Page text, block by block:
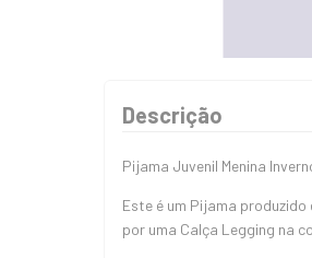
Descrição
Pijama Juvenil Menina
Este é um Pijama
por uma Calça Legging na